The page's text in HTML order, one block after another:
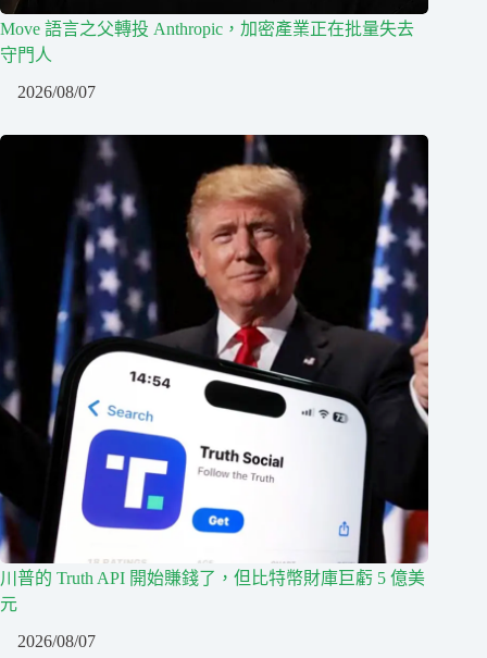
Move 語言之父轉投 Anthropic，加密產業正在批量失去
守門人
2026/08/07
川普的 Truth API 開始賺錢了，但比特幣財庫巨虧 5 億美
元
2026/08/07